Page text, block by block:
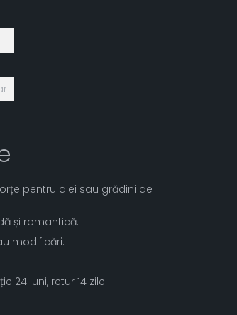
pentru alei sau grădini de
și romantică.
modificări.
24 luni, retur 14 zile!